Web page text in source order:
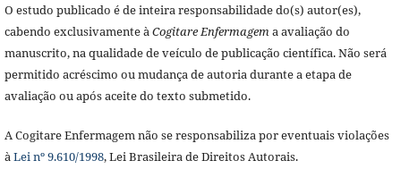
O estudo publicado é de inteira responsabilidade do(s) autor(es),
cabendo exclusivamente àCogitare Enfermagema avaliação do
manuscrito, na qualidade de veículo de publicação científica. Não será
permitido acréscimo ou mudança de autoria durante a etapa de
avaliação ou após aceite do texto submetido.
A Cogitare Enfermagem não se responsabiliza por eventuais violações
àLei nº 9.610/1998, Lei Brasileira de Direitos Autorais.